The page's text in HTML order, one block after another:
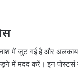
में जुट गई है और
में मदद करें। इन